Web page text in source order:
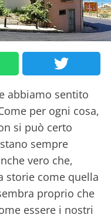
abbiamo sentito
per ogni cosa,
si può certo
sempre
vero che,
storie come quella
proprio che
essere i nostri